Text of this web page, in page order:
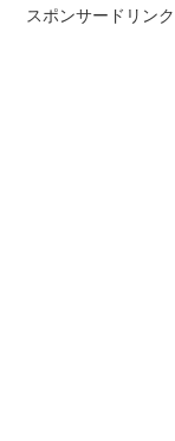
スポンサードリンク